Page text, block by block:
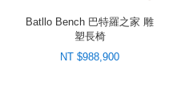
Batllo Bench 巴特羅之家 雕
塑長椅
NT $988,900